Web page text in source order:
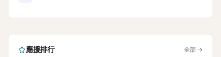
應援排行 全部 →